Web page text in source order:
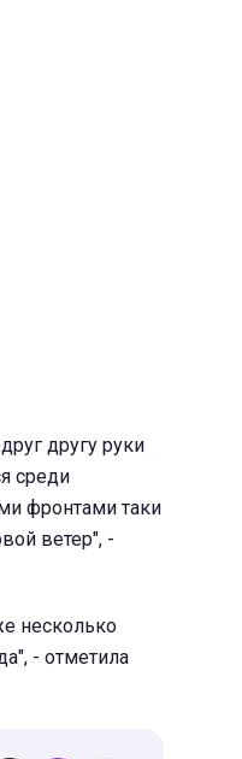
другу руки
среди
фронтами таки
ветер", -
несколько
- отметила